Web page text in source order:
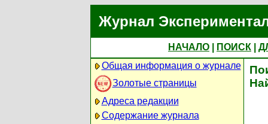
Журнал
НАЧАЛО ПОИСК
Общая информация о журнале
Золотые страницы
Адреса редакции
Содержание журнала